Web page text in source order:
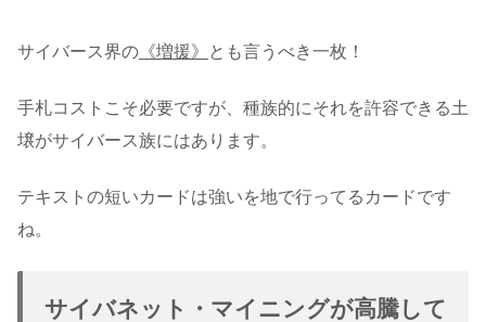
サイバース界の 《増援》 とも言うべき一枚！
手札コストこそ必要ですが、種族的にそれを許容できる土
壌がサイバース族にはあります。
テキストの短いカードは強いを地で行ってるカードです
ね。
サイバネット・マイニングが高騰して